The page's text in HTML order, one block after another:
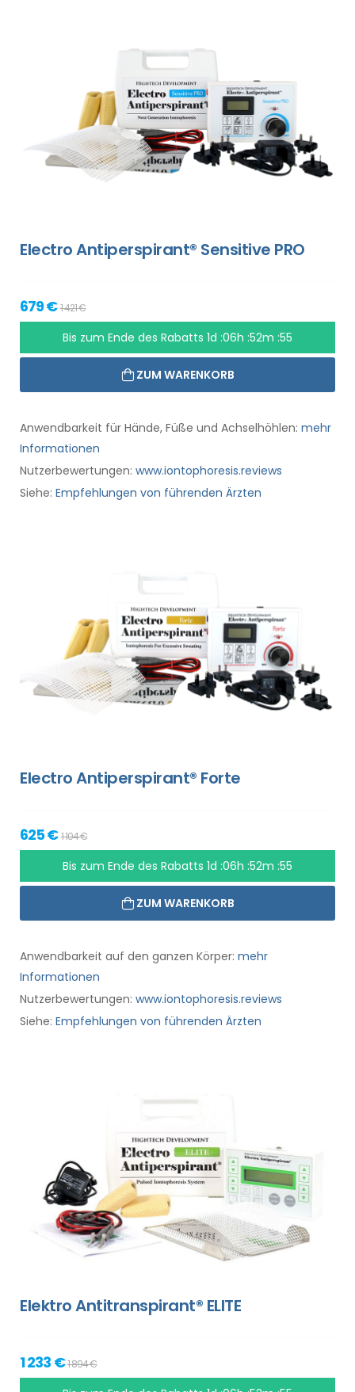
Electro Antiperspirant® Sensitive PRO
679 €1 421 €
Bis zum Ende des Rabatts 1d :06h :52m :54
ZUM WARENKORB
Anwendbarkeit für Hände, Füße und Achselhöhlen: mehr
Informationen
Nutzerbewertungen: www.iontophoresis.reviews
Siehe: Empfehlungen von führenden Ärzten
Electro Antiperspirant® Forte
625 €1 104 €
Bis zum Ende des Rabatts 1d :06h :52m :54
ZUM WARENKORB
Anwendbarkeit auf den ganzen Körper: mehr
Informationen
Nutzerbewertungen: www.iontophoresis.reviews
Siehe: Empfehlungen von führenden Ärzten
Elektro Antitranspirant® ELITE
1 233 €1 894 €